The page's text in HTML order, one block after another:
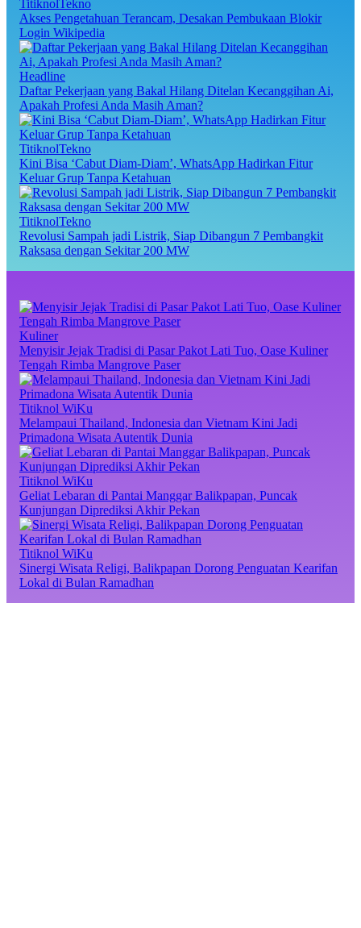
TitiknolTekno
Akses Pengetahuan Terancam, Desakan Pembukaan Blokir
Login Wikipedia
Headline
Daftar Pekerjaan yang Bakal Hilang Ditelan Kecanggihan Ai,
Apakah Profesi Anda Masih Aman?
TitiknolTekno
Kini Bisa ‘Cabut Diam-Diam’, WhatsApp Hadirkan Fitur
Keluar Grup Tanpa Ketahuan
TitiknolTekno
Revolusi Sampah jadi Listrik, Siap Dibangun 7 Pembangkit
Raksasa dengan Sekitar 200 MW
Kuliner
Menyisir Jejak Tradisi di Pasar Pakot Lati Tuo, Oase Kuliner
Tengah Rimba Mangrove Paser
Titiknol WiKu
Melampaui Thailand, Indonesia dan Vietnam Kini Jadi
Primadona Wisata Autentik Dunia
Titiknol WiKu
Geliat Lebaran di Pantai Manggar Balikpapan, Puncak
Kunjungan Diprediksi Akhir Pekan
Titiknol WiKu
Sinergi Wisata Religi, Balikpapan Dorong Penguatan Kearifan
Lokal di Bulan Ramadhan